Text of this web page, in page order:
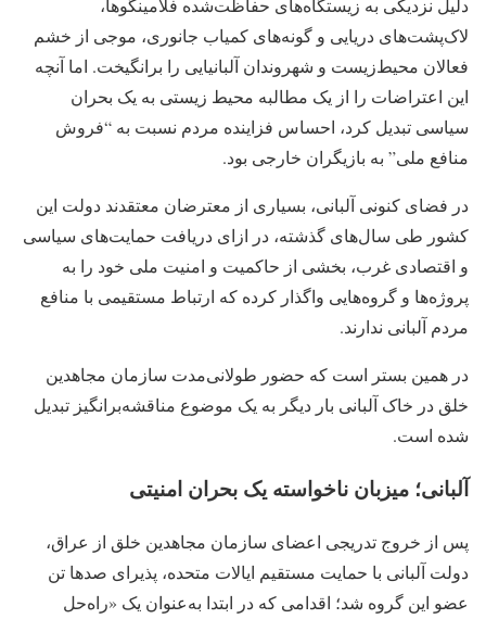
دلیل نزدیکی به زیستگاه‌های حفاظت‌شده فلامینگوها،
لاک‌پشت‌های دریایی و گونه‌های کمیاب جانوری، موجی از خشم
فعالان محیط‌زیست و شهروندان آلبانیایی را برانگیخت. اما آنچه
این اعتراضات را از یک مطالبه محیط‌ زیستی به یک بحران
سیاسی تبدیل کرد، احساس فزاینده مردم نسبت به “فروش
منافع ملی” به بازیگران خارجی بود.
در فضای کنونی آلبانی، بسیاری از معترضان معتقدند دولت این
کشور طی سال‌های گذشته، در ازای دریافت حمایت‌های سیاسی
و اقتصادی غرب، بخشی از حاکمیت و امنیت ملی خود را به
پروژه‌ها و گروه‌هایی واگذار کرده که ارتباط مستقیمی با منافع
مردم آلبانی ندارند.
در همین بستر است که حضور طولانی‌مدت سازمان مجاهدین
خلق در خاک آلبانی بار دیگر به یک موضوع مناقشه‌برانگیز تبدیل
شده است.
آلبانی؛ میزبان ناخواسته یک بحران امنیتی
پس از خروج تدریجی اعضای سازمان مجاهدین خلق از عراق،
دولت آلبانی با حمایت مستقیم ایالات متحده، پذیرای صدها تن
عضو این گروه شد؛ اقدامی که در ابتدا به‌عنوان یک «راه‌حل